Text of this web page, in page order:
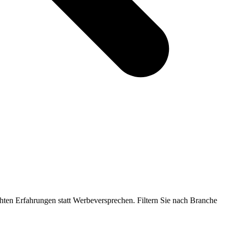
Erfahrungen statt Werbeversprechen. Filtern Sie nach Branche